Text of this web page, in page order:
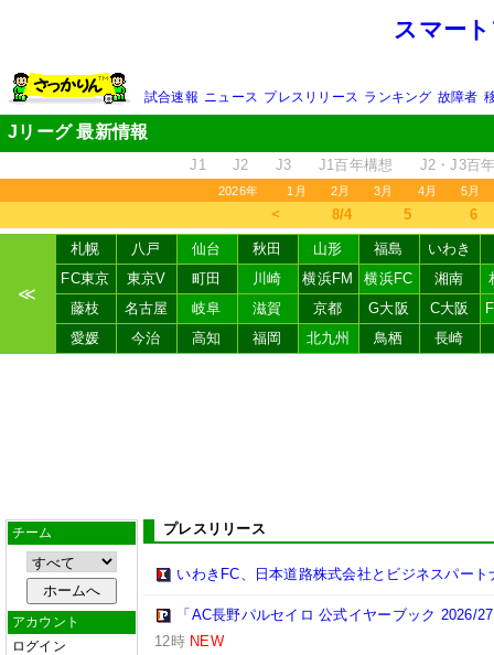
スマー
試合速報 ニュース プレスリリース ランキング 故障者
Jリーグ 最新情報
J1 J2 J3 J1百年構想 J2・J3百
2026年 1月 2月 3月 4月 5月
＜ 8/4 5 6
≪
札幌 八戸 仙台 秋田 山形 福島
いわき
FC東京
東京V 町田 川崎 横浜FM 横浜FC 湘南
藤枝
名古屋 岐阜 滋賀 京都 G大阪 C大阪
愛媛
今治 高知 福岡 北九州 鳥栖 長崎
チーム
アカウント
ログイン
プレスリリース
いわきFC、日本道路株式会社とビジネスパート
「AC長野パルセイロ 公式イヤーブック 2026/
12時 NEW